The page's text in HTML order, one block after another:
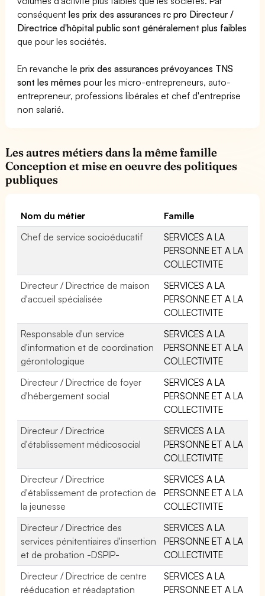
conséquentles prix des assurances rc pro Directeur /
Directrice d'hôpital public sont généralement plus faibles
que pour les sociétés.
En revanche leprix des assurances prévoyances TNS
sont les mêmes pour les micro-entrepreneurs, auto-
entrepreneur, professions libérales et chef d'entreprise
non salarié.
Les autres métiers dans la même famille
Conception et mise en oeuvre des politiques
publiques
Nom du métier
Famille
Chef de service socioéducatif
SERVICES A LA
PERSONNE ET A LA
COLLECTIVITE
Directeur / Directrice de maison
d'accueil spécialisée
SERVICES A LA
PERSONNE ET A LA
COLLECTIVITE
Responsable d'un service
d'information et de coordination
gérontologique
SERVICES A LA
PERSONNE ET A LA
COLLECTIVITE
Directeur / Directrice de foyer
d'hébergement social
SERVICES A LA
PERSONNE ET A LA
COLLECTIVITE
Directeur / Directrice
d'établissement médicosocial
SERVICES A LA
PERSONNE ET A LA
COLLECTIVITE
Directeur / Directrice
d'établissement de protection de
la jeunesse
SERVICES A LA
PERSONNE ET A LA
COLLECTIVITE
Directeur / Directrice des
services pénitentiaires d'insertion
et de probation -DSPIP-
SERVICES A LA
PERSONNE ET A LA
COLLECTIVITE
Directeur / Directrice de centre
rééducation et réadaptation
SERVICES A LA
PERSONNE ET A LA